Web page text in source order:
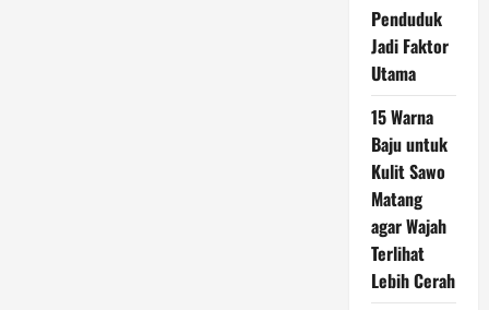
Penduduk
Jadi Faktor
Utama
15 Warna
Baju untuk
Kulit Sawo
Matang
agar Wajah
Terlihat
Lebih Cerah